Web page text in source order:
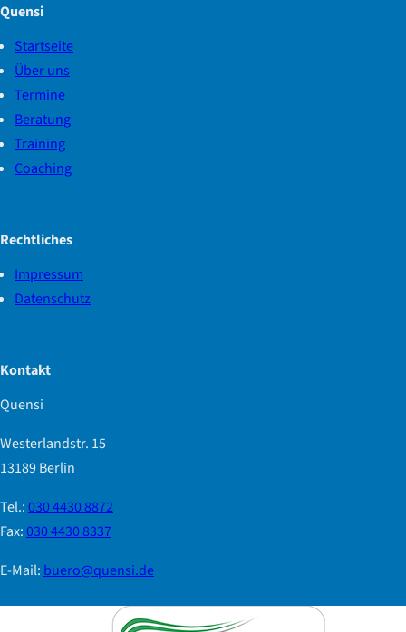
Quensi
Startseite
Über uns
Termine
Beratung
Training
Coaching
Rechtliches
Impressum
Datenschutz
Kontakt
Quensi
Westerlandstr. 15
13189 Berlin
Tel.:030 4430 8872
Fax:030 4430 8337
E-Mail: buero@quensi.de